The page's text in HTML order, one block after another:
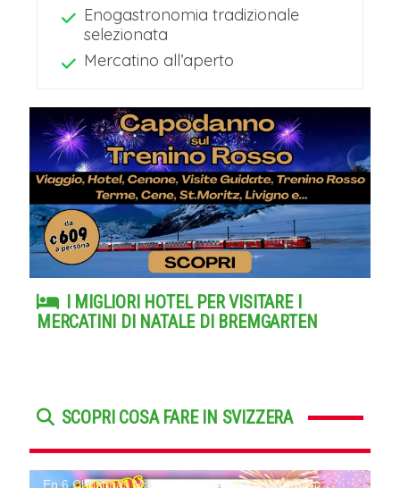
Enogastronomia tradizionale
selezionata
Mercatino all’aperto
I MIGLIORI HOTEL PER VISITARE I
MERCATINI DI NATALE DI BREMGARTEN
SCOPRI COSA FARE IN SVIZZERA
Ep.6 Christmas Market Bremgarten | พาชมตลาด